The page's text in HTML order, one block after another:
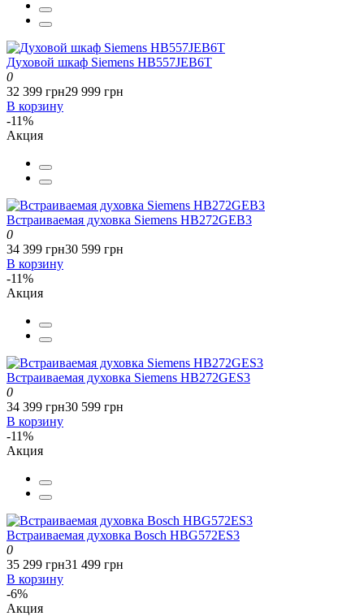
Духовой шкаф Siemens HB557JEB6T
0
32 399 грн29 999 грн
В корзину
-11%
Акция
Встраиваемая духовка Siemens HB272GEB3
0
34 399 грн30 599 грн
В корзину
-11%
Акция
Встраиваемая духовка Siemens HB272GES3
0
34 399 грн30 599 грн
В корзину
-11%
Акция
Встраиваемая духовка Bosch HBG572ES3
0
35 299 грн31 499 грн
В корзину
-6%
Акция